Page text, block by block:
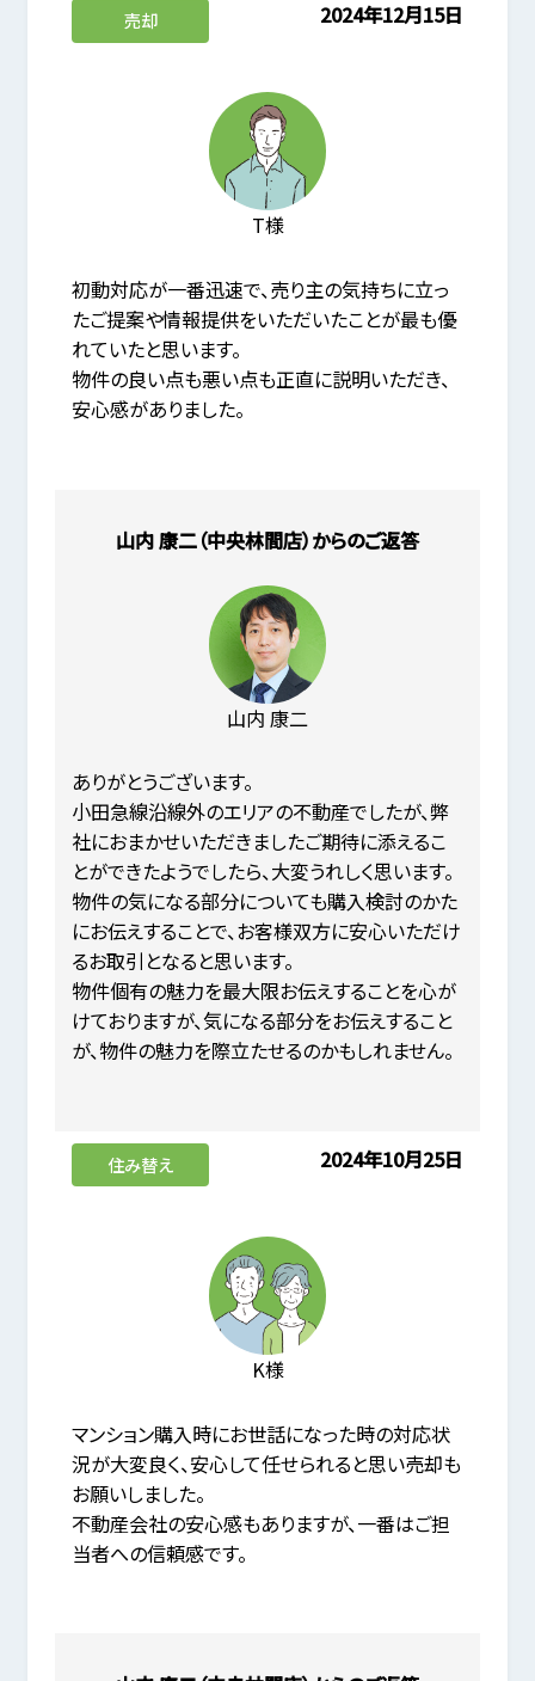
売却 2024年12月15日
T様
初動対応が一番迅速で、売り主の気持ちに立っ
たご提案や情報提供をいただいたことが最も優
れていたと思います。
物件の良い点も悪い点も正直に説明いただき、
安心感がありました。
山内 康二（中央林間店）からのご返答
山内 康二
ありがとうございます。
小田急線沿線外のエリアの不動産でしたが、弊
社におまかせいただきましたご期待に添えるこ
とができたようでしたら、大変うれしく思います。
物件の気になる部分についても購入検討のかた
にお伝えすることで、お客様双方に安心いただけ
るお取引となると思います。
物件個有の魅力を最大限お伝えすることを心が
けておりますが、気になる部分をお伝えすること
が、物件の魅力を際立たせるのかもしれません。
住み替え 2024年10月25日
K様
マンション購入時にお世話になった時の対応状
況が大変良く、安心して任せられると思い売却も
お願いしました。
不動産会社の安心感もありますが、一番はご担
当者への信頼感です。